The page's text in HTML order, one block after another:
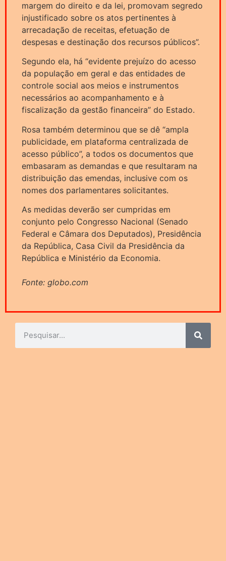
margem do direito e da lei, promovam segredo
injustificado sobre os atos pertinentes à
arrecadação de receitas, efetuação de
despesas e destinação dos recursos públicos”.
Segundo ela, há “evidente prejuízo do acesso
da população em geral e das entidades de
controle social aos meios e instrumentos
necessários ao acompanhamento e à
fiscalização da gestão financeira” do Estado.
Rosa também determinou que se dê “ampla
publicidade, em plataforma centralizada de
acesso público”, a todos os documentos que
embasaram as demandas e que resultaram na
distribuição das emendas, inclusive com os
nomes dos parlamentares solicitantes.
As medidas deverão ser cumpridas em
conjunto pelo Congresso Nacional (Senado
Federal e Câmara dos Deputados), Presidência
da República, Casa Civil da Presidência da
República e Ministério da Economia.
Fonte: globo.com